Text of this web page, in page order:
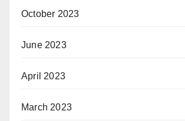
October 2023
June 2023
April 2023
March 2023